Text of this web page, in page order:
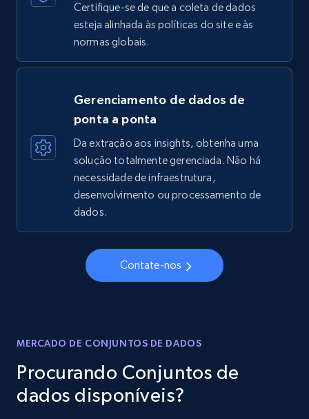
Certifique-se de que a coleta de dados
esteja alinhada às políticas do site e às
normas globais.
Gerenciamento de dados de
ponta a ponta
Da extração aos insights, obtenha uma
solução totalmente gerenciada. Não há
necessidade de infraestrutura,
desenvolvimento ou processamento de
dados.
Contate-nos
MERCADO DE CONJUNTOS DE DADOS
Procurando Conjuntos de
dados disponíveis?